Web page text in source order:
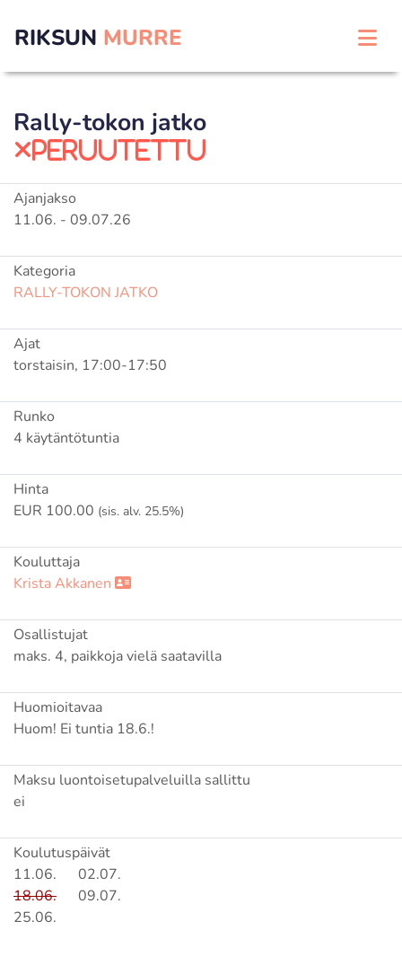
RIKSUN MURRE
Rally-tokon jatko
peruutettu
Ajanjakso
11.06. - 09.07.26
Kategoria
RALLY-TOKON JATKO
Ajat
torstaisin, 17:00-17:50
Runko
4 käytäntötuntia
Hinta
EUR 100.00 (sis. alv. 25.5%)
Kouluttaja
Krista Akkanen
Osallistujat
maks. 4, paikkoja vielä saatavilla
Huomioitavaa
Huom! Ei tuntia 18.6.!
Maksu luontoisetupalveluilla sallittu
ei
Koulutuspäivät
11.06.
18.06.
25.06.
02.07.
09.07.